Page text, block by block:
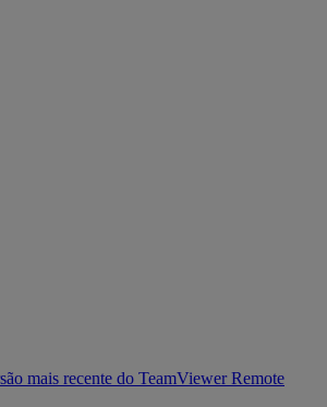
mais recente do TeamViewer Remote